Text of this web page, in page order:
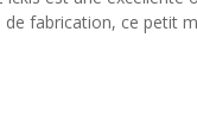
de fabrication, ce petit